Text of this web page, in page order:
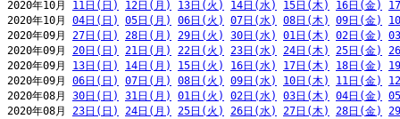
2020年10月 11日(日) 12日(月) 13日(火) 14日(水) 15日(木) 16日(金)
2020年10月 04日(日) 05日(月) 06日(火) 07日(水) 08日(木) 09日(金)
2020年09月 27日(日) 28日(月) 29日(火) 30日(水) 01日(木) 02日(金)
2020年09月 20日(日) 21日(月) 22日(火) 23日(水) 24日(木) 25日(金)
2020年09月 13日(日) 14日(月) 15日(火) 16日(水) 17日(木) 18日(金)
2020年09月 06日(日) 07日(月) 08日(火) 09日(水) 10日(木) 11日(金)
2020年08月 30日(日) 31日(月) 01日(火) 02日(水) 03日(木) 04日(金)
2020年08月 23日(日) 24日(月) 25日(火) 26日(水) 27日(木) 28日(金)